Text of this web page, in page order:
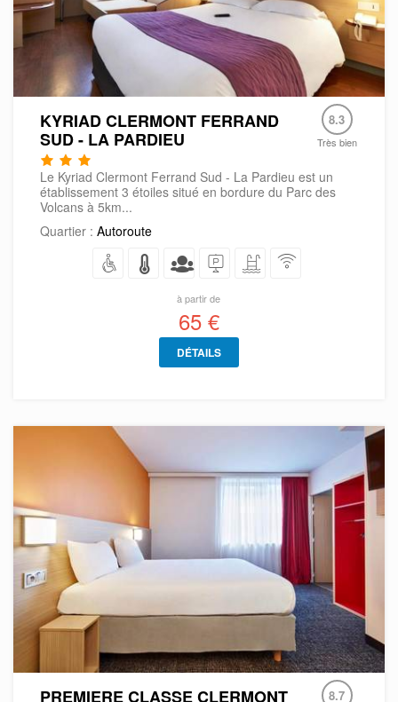
KYRIAD CLERMONT FERRAND
SUD - LA PARDIEU
8.3
Très bien
Le Kyriad Clermont Ferrand Sud - La Pardieu est un
établissement 3 étoiles situé en bordure du Parc des
Volcans à 5km...
Quartier : Autoroute
à partir de
65 €
DÉTAILS
PREMIERE CLASSE CLERMONT
8.7